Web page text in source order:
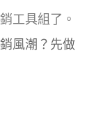
工具組了。
風潮？先做